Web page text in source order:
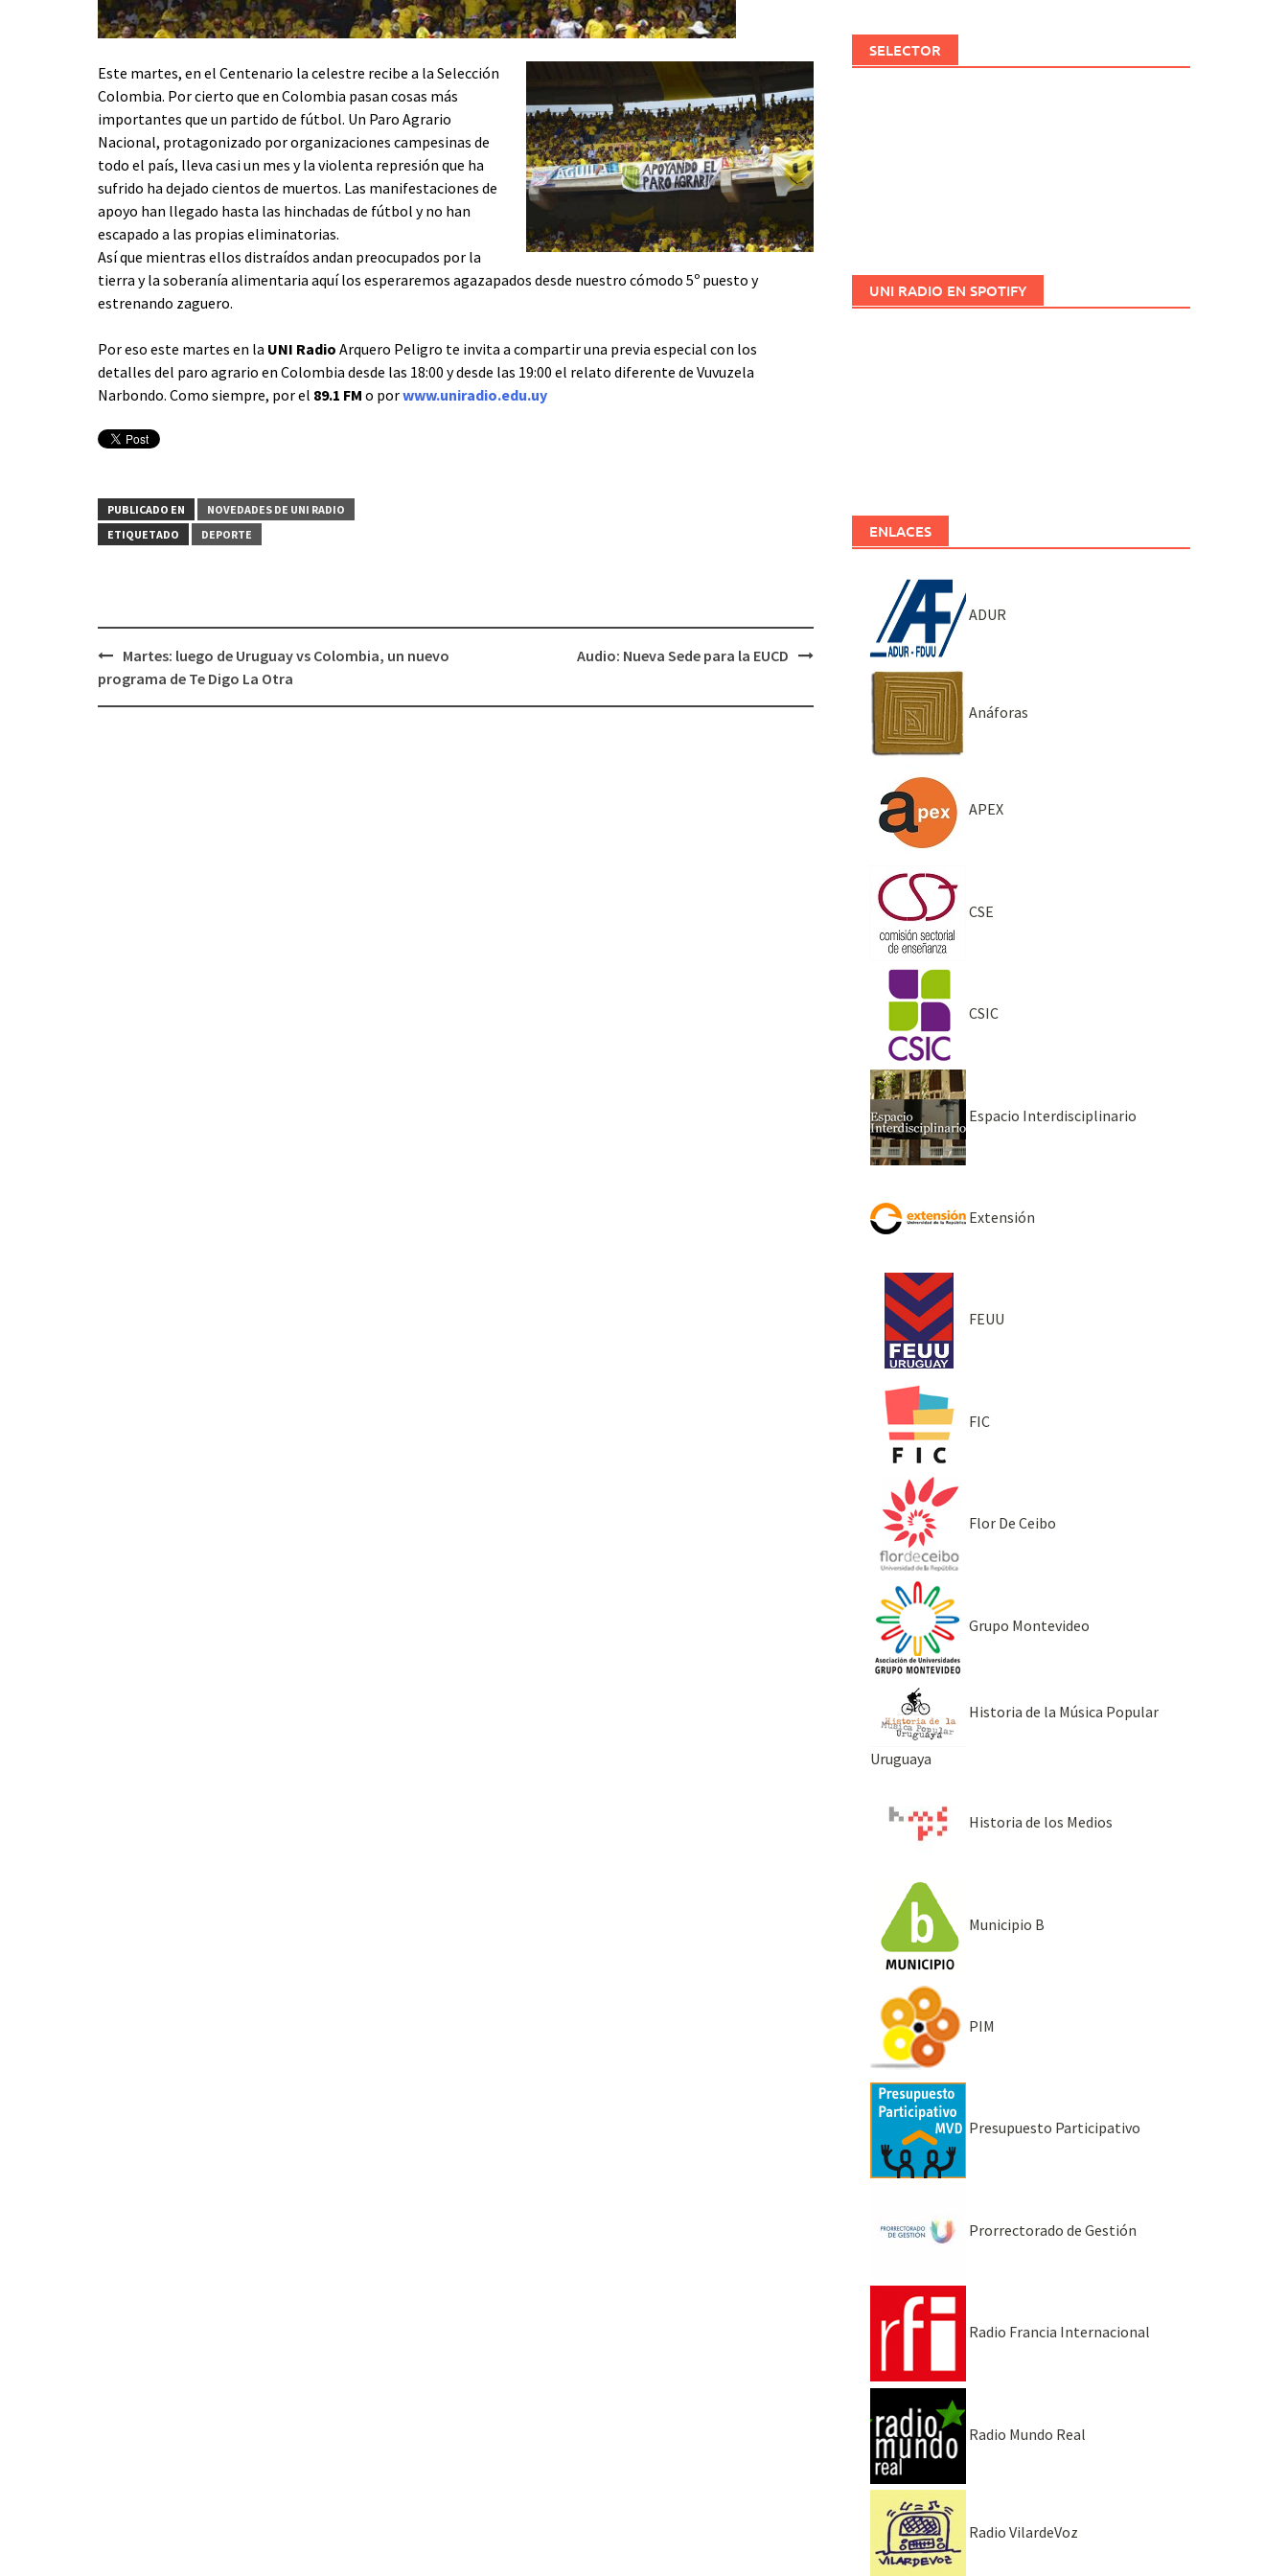
Este martes, en el Centenario la celestre recibe a la Selección
Colombia. Por cierto que en Colombia pasan cosas más
importantes que un partido de fútbol. Un Paro Agrario
Nacional, protagonizado por organizaciones campesinas de
todo el país, lleva casi un mes y la violenta represión que ha
sufrido ha dejado cientos de muertos. Las manifestaciones de
apoyo han llegado hasta las hinchadas de fútbol y no han
escapado a las propias eliminatorias.
Así que mientras ellos distraídos andan preocupados por la
tierra y la soberanía alimentaria aquí los esperaremos agazapados desde nuestro cómodo 5º puesto y
estrenando zaguero.
Por eso este martes en la UNI Radio Arquero Peligro te invita a compartir una previa especial con los
detalles del paro agrario en Colombia desde las 18:00 y desde las 19:00 el relato diferente de Vuvuzela
Narbondo. Como siempre, por el 89.1 FM o porwww.uniradio.edu.uy
PUBLICADO EN
NOVEDADES DE UNI RADIO
ETIQUETADO
DEPORTE
Navegación
de
Martes: luego de Uruguay vs Colombia, un nuevo
programa de Te Digo La Otra
Audio: Nueva Sede para la EUCD
SELECTOR
UNI RADIO EN SPOTIFY
ENLACES
ADUR
Anáforas
APEX
CSE
CSIC
Espacio Interdisciplinario
Extensión
FEUU
FIC
Flor De Ceibo
Grupo Montevideo
Historia de la Música Popular
Uruguaya
Historia de los Medios
Municipio B
PIM
Presupuesto Participativo
Prorrectorado de Gestión
Radio Francia Internacional
Radio Mundo Real
Radio VilardeVoz